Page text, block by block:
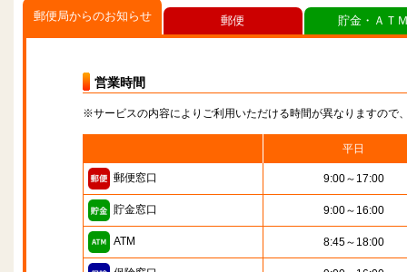
郵便局からのお知らせ
営業時間
※サービスの内容によりご利用いただける時間が異なりますので
平日
郵便窓口 9:00～17:00
貯金窓口 9:00～16:00
ATM 8:45～18:00
郵便 貯金・ＡＴ